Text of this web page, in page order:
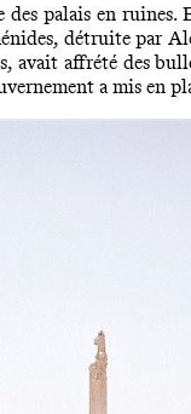
palais en
détruite par
affrété des
a mis en